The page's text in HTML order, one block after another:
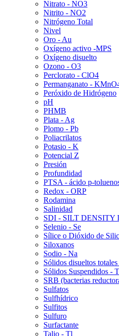
Nitrato - NO3
Nitrito - NO2
Nitrógeno Total
Nivel
Oro - Au
Oxígeno activo -MPS
Oxígeno disuelto
Ozono - O3
Perclorato - ClO4
Permanganato -
Peróxido de Hidrógeno
pH
PHMB
Plata - Ag
Plomo - Pb
Poliacrilatos
Potasio - K
Potencial Z
Presión
Profundidad
PTSA - ácido p-
Redox - ORP
Rodamina
Salinidad
SDI - SILT DENSITY
Selenio - Se
Sílice o Dióxido de
Siloxanos
Sodio - Na
Sólidos disueltos
Sólidos Suspendidos -
SRB (bacterias
Sulfatos
Sulfhídrico
Sulfitos
Sulfuro
Surfactante
Talio - Tl